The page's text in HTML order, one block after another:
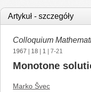
Artykuł - szczegóły
Colloquium
1967 18 1 | 7-21
Monotone
Marko Švec